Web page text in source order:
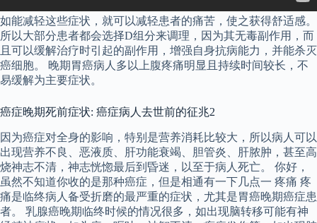
如能减轻这些症状，就可以减轻患者的痛苦，使之获得舒适感。
所以大部分患者都会选择D组分来调理，因为其无毒副作用，而
且可以缓解治疗时引起的副作用，增强自身抗病能力，并能杀灭
癌细胞。 晚期胃癌病人多以上腹疼痛明显且持续时间较长，不
易缓解为主要症状。
癌症晚期死前症状: 癌症病人去世前的征兆2
因为癌症对全身的影响，特别是营养消耗比较大，所以病人可以
出现营养不良、恶液质、肝功能衰竭、胆管炎、肝脓肿，甚至高
烧神志不清，神志恍惚最后到昏迷，以至于病人死亡。 你好，
虽然不知道你收的是那种癌症，但是相通有一下几点一 疼痛 疼
痛是临终病人备受折磨的最严重的症状，尤其是胃癌晚期癌症患
者。 乳腺癌晚期临终时候的情况很多，如出现脑转移可能有神